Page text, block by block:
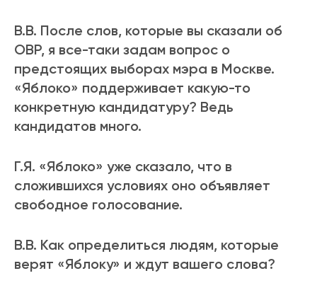
В.В. После слов, которые вы сказали об
ОВР, я все-таки задам вопрос о
предстоящих выборах мэра в Москве.
«Яблоко» поддерживает какую-то
конкретную кандидатуру? Ведь
кандидатов много.
Г.Я. «Яблоко» уже сказало, что в
сложившихся условиях оно объявляет
свободное голосование.
В.В. Как определиться людям, которые
верят «Яблоку» и ждут вашего слова?